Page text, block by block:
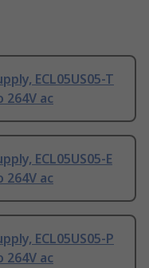
ECL05US05-T
264V ac
ECL05US05-E
264V ac
ECL05US05-P
264V ac